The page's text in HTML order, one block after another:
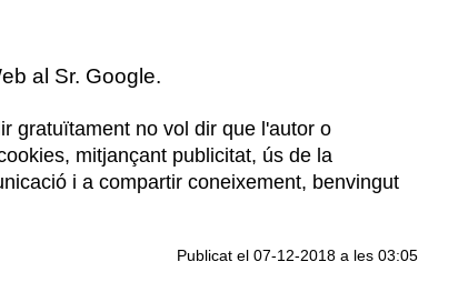
al Sr. Google.
gratuïtament no vol dir que l'autor o
mitjançant publicitat, ús de la
i a compartir coneixement, benvingut
Publicat el 07-12-2018 a les 03:05